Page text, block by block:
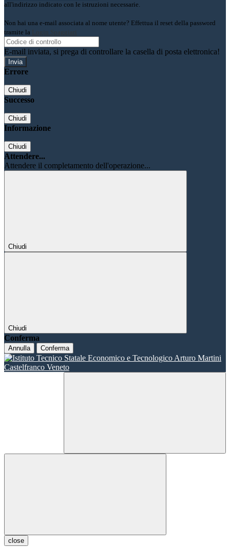
all'indirizzo indicato con le istruzioni necessarie.
Non hai una e-mail associata al nome utente? Effettua il reset della password
tramite la Login Spaggiari
E-mail inviata, si prega di controllare la casella di posta elettronica!
Errore
Chiudi
Successo
Chiudi
Informazione
Chiudi
Attendere...
Attendere il completamento dell'operazione...
Chiudi
Chiudi
Conferma
Annulla Conferma
close